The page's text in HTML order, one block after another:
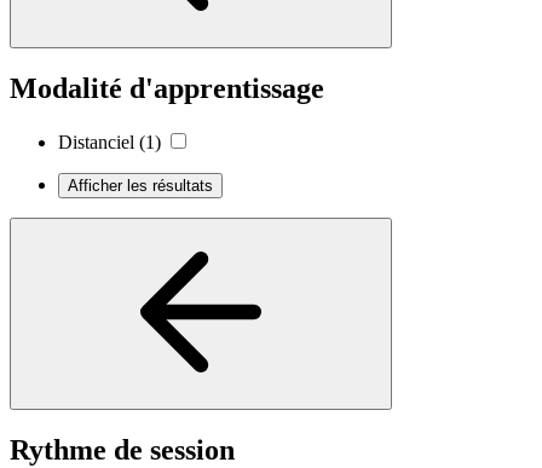
Modalité d'apprentissage
Distanciel (1)
Afficher les résultats
Rythme de session